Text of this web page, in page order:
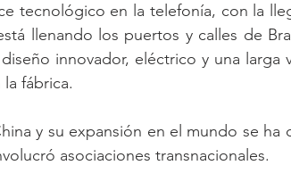
tecnológico en la telefonía, con la
llenando los puertos y calles de
innovador, eléctrico y una larga
fábrica.
y su expansión en el mundo se ha
asociaciones transnacionales.